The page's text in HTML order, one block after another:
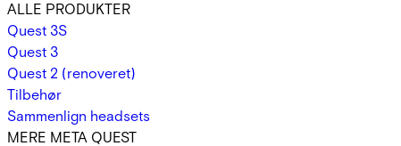
ALLE PRODUKTER
Quest 3S
Quest 3
Quest 2 (renoveret)
Tilbehør
Sammenlign headsets
MERE META QUEST